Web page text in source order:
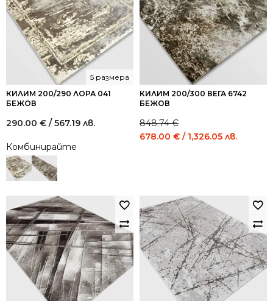
КИЛИМ 200/290 ЛОРА 041
БЕЖОВ
5 размера
290.00 € / 567.19 лв.
Комбинирайте
КИЛИМ 200/300 ВЕГА 6742
БЕЖОВ
848.74€
Original
1,659.99
лв..
678.00 € / 1,326.05 лв.
лв..